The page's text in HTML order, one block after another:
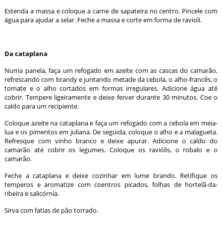
Estenda a massa e coloque a carne de sapateira no centro. Pincele com
água para ajudar a selar. Feche a massa e corte em forma de ravioli.
Da cataplana
Numa panela, faça um refogado em azeite com as cascas do camarão,
refrescando com brandy e juntando metade da cebola, o alho-francês, o
tomate e o alho cortados em formas irregulares. Adicione água até
cobrir. Tempere ligeiramente e deixe ferver durante 30 minutos. Coe o
caldo para um recipiente.
Coloque azeite na cataplana e faça um refogado com a cebola em meia-
lua e os pimentos em juliana. De seguida, coloque o alho e a malagueta.
Refresque com vinho branco e deixe apurar. Adicione o caldo do
camarão até cobrir os legumes. Coloque os raviólis, o robalo e o
camarão.
Feche a cataplana e deixe cozinhar em lume brando. Retifique os
temperos e aromatize com coentros picados, folhas de hortelã-da-
ribeira e salicórnia.
Sirva com fatias de pão torrado.